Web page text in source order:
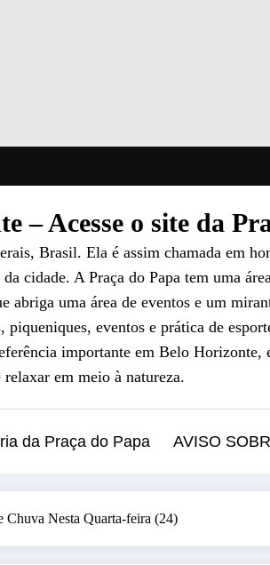
– Acesse o site da
Brasil. Ela é assim chamada em
cidade. A Praça do Papa tem uma
uma área de eventos e um
eventos e prática de
importante em Belo
relaxar em meio à natureza.
da Praça do Papa AVISO
Chuva Nesta Quarta-feira (24)